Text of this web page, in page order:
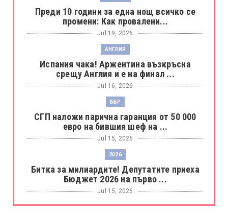
Преди 10 години за една нощ всичко се
промени: Как провалени...
Jul 19, 2026
АНГЛИЯ
Испания чака! Аржентина възкръсна
срещу Англия и е на финал ...
Jul 16, 2026
ББР
СГП наложи парична гаранция от 50 000
евро на бившия шеф на ...
Jul 15, 2026
2026
Битка за милиардите! Депутатите приеха
Бюджет 2026 на първо ...
Jul 15, 2026
БОРАЦ